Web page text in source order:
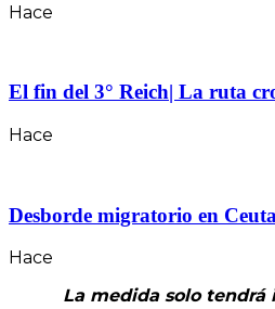
Hace
El fin del 3° Reich| La ruta
Hace
Desborde migratorio en
Hace
La medida solo tendrá